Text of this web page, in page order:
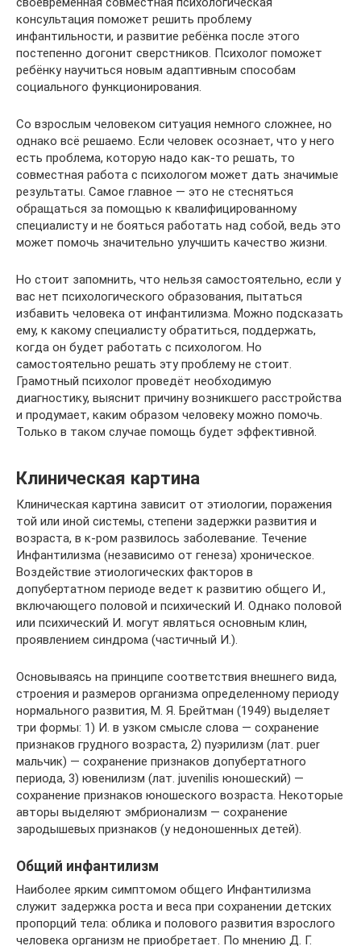
консультация поможет решить проблему
инфантильности, и развитие ребёнка после этого
постепенно догонит сверстников. Психолог поможет
ребёнку научиться новым адаптивным способам
социального функционирования.
Со взрослым человеком ситуация немного сложнее, но
однако всё решаемо. Если человек осознает, что у него
есть проблема, которую надо как-то решать, то
совместная работа с психологом может дать значимые
результаты. Самое главное — это не стесняться
обращаться за помощью к квалифицированному
специалисту и не бояться работать над собой, ведь это
может помочь значительно улучшить качество жизни.
Но стоит запомнить, что нельзя самостоятельно, если у
вас нет психологического образования, пытаться
избавить человека от инфантилизма. Можно подсказать
ему, к какому специалисту обратиться, поддержать,
когда он будет работать с психологом. Но
самостоятельно решать эту проблему не стоит.
Грамотный психолог проведёт необходимую
диагностику, выяснит причину возникшего расстройства
и продумает, каким образом человеку можно помочь.
Только в таком случае помощь будет эффективной.
Клиническая картина
Клиническая картина зависит от этиологии, поражения
той или иной системы, степени задержки развития и
возраста, в к-ром развилось заболевание. Течение
Инфантилизма (независимо от генеза) хроническое.
Воздействие этиологических факторов в
допубертатном периоде ведет к развитию общего И.,
включающего половой и психический И. Однако половой
или психический И. могут являться основным клин,
проявлением синдрома (частичный И.).
Основываясь на принципе соответствия внешнего вида,
строения и размеров организма определенному периоду
нормального развития, М. Я. Брейтман (1949) выделяет
три формы: 1) И. в узком смысле слова — сохранение
признаков грудного возраста, 2) пуэрилизм (лат. puer
мальчик) — сохранение признаков допубертатного
периода, 3) ювенилизм (лат. juvenilis юношеский) —
сохранение признаков юношеского возраста. Некоторые
авторы выделяют эмбрионализм — сохранение
зародышевых признаков (у недоношенных детей).
Общий инфантилизм
Наиболее ярким симптомом общего Инфантилизма
служит задержка роста и веса при сохранении детских
пропорций тела: облика и полового развития взрослого
человека организм не приобретает. По мнению Д. Г.